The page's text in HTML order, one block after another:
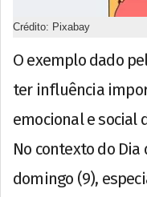
Crédito: Pixabay
O exemplo dado
ter influência
emocional e social
No contexto do Dia
domingo (9),